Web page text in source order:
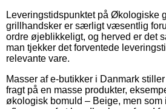
Leveringstidspunktet på Økologiske
grillhandsker er særligt væsentlig
ordre øjeblikkeligt, og herved er det
man tjekker det forventede
relevante vare.
Masser af e-butikker i Danmark
fragt på en masse produkter,
økologisk bomuld – Beige, men som